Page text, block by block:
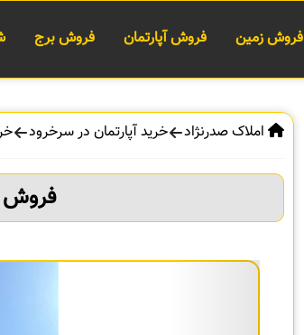
فروش زمین فروش آپارتمان فروش برج
املاک صدرنژاد خرید آپارتمان در سرخرود
فروش